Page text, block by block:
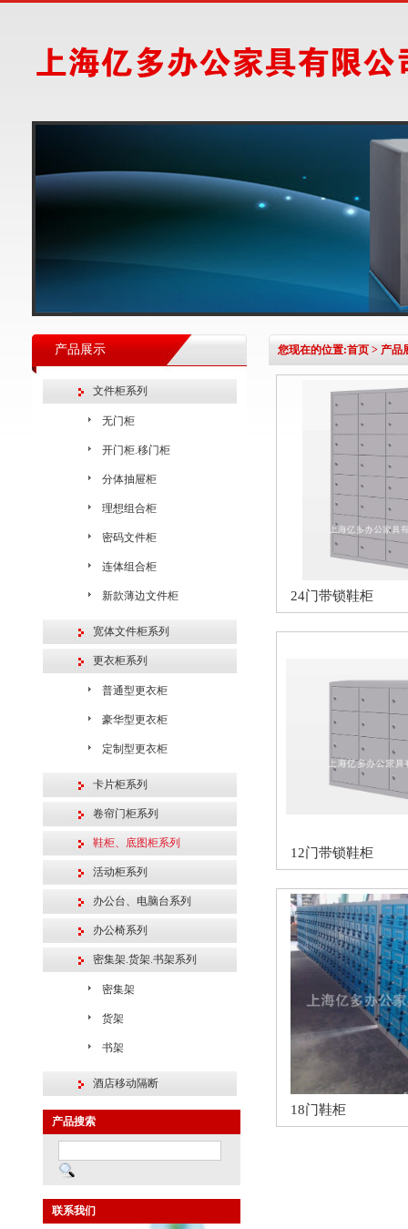
产品展示
文件柜系列
无门柜
开门柜.移门柜
分体抽屉柜
理想组合柜
密码文件柜
连体组合柜
新款薄边文件柜
宽体文件柜系列
更衣柜系列
普通型更衣柜
豪华型更衣柜
定制型更衣柜
卡片柜系列
卷帘门柜系列
鞋柜、底图柜系列
活动柜系列
办公台、电脑台系列
办公椅系列
密集架.货架.书架系列
密集架
货架
书架
酒店移动隔断
产品搜索
联系我们
您现在的位置:首页 > 产品
24门带锁鞋柜
12门带锁鞋柜
18门鞋柜